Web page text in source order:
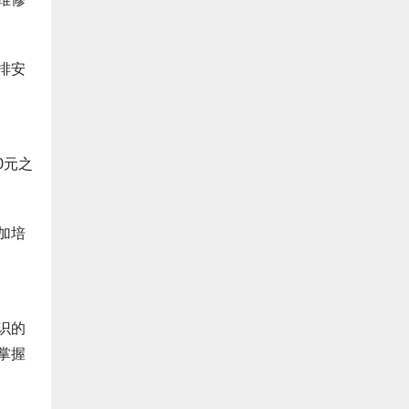
安
之
培
的
握